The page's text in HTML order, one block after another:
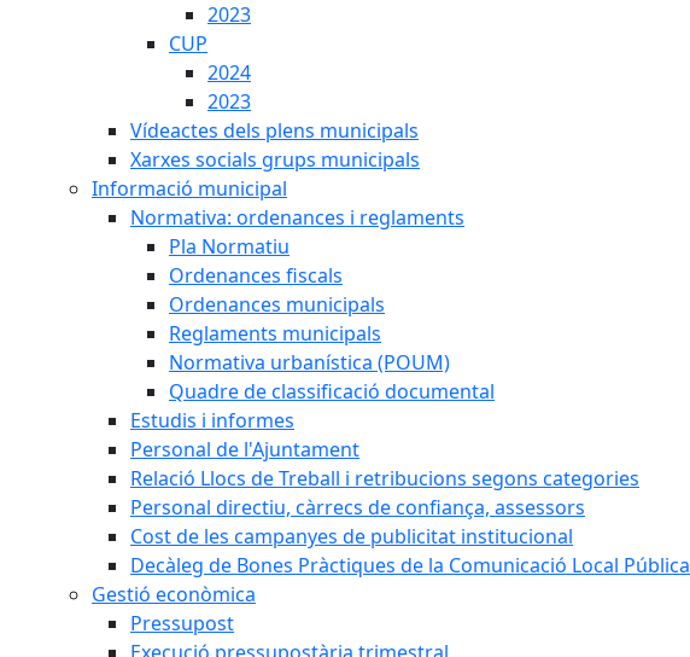
2023
CUP
2024
2023
Vídeactes dels plens municipals
Xarxes socials grups municipals
Informació municipal
Normativa: ordenances i reglaments
Pla Normatiu
Ordenances fiscals
Ordenances municipals
Reglaments municipals
Normativa urbanística (POUM)
Quadre de classificació documental
Estudis i informes
Personal de l'Ajuntament
Relació Llocs de Treball i retribucions segons categories
Personal directiu, càrrecs de confiança, assessors
Cost de les campanyes de publicitat institucional
Decàleg de Bones Pràctiques de la Comunicació Local Pública
Gestió econòmica
Pressupost